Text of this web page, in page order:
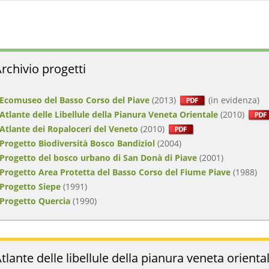
progetti
del Basso Corso del Piave (2013)
(in evidenza)
delle Libellule della Pianura Veneta Orientale (2010)
dei Ropaloceri del Veneto (2010)
Biodiversità Bosco Bandiziol (2004)
del bosco urbano di San Donà di Piave (2001)
Area Protetta del Basso Corso del Fiume Piave (1988)
Siepe (1991)
Quercia (1990)
delle libellule della pianura veneta